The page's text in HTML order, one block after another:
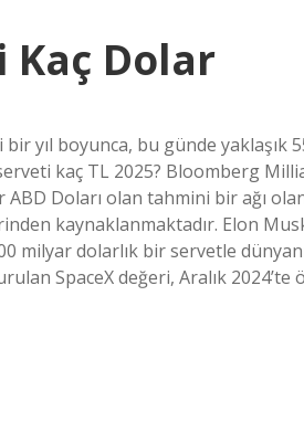
Kaç Dolar
yıl boyunca, bu günde yaklaşık
kaç TL 2025? Bloomberg
Doları olan tahmini bir ağı
kaynaklanmaktadır. Elon
milyar dolarlık bir servetle
SpaceX değeri, Aralık 2024’te